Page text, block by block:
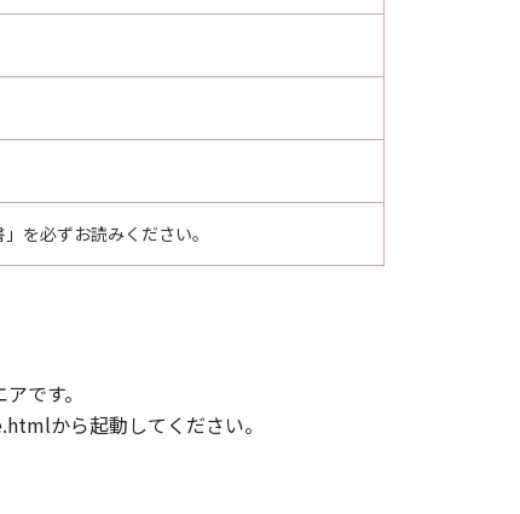
を必ずお読みください。
です。
から起動してください。